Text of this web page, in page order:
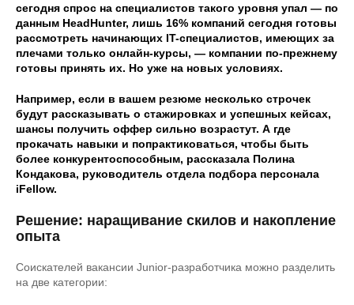
сегодня спрос на специалистов такого уровня упал — по
данным HeadHunter, лишь 16% компаний сегодня готовы
рассмотреть начинающих IT-специалистов, имеющих за
плечами только онлайн-курсы, — компании по-прежнему
готовы принять их. Но уже на новых условиях.
Например, если в вашем резюме несколько строчек
будут рассказывать о стажировках и успешных кейсах,
шансы получить оффер сильно возрастут. А где
прокачать навыки и попрактиковаться, чтобы быть
более конкурентоспособным, рассказала Полина
Кондакова, руководитель отдела подбора персонала
iFellow.
Решение: наращивание скилов и накопление
опыта
Соискателей вакансии Junior-разработчика можно разделить
на две категории: